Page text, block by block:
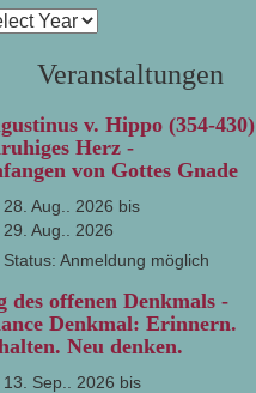
Veranstaltungen
v. Hippo (354-430)
Herz -
von Gottes Gnade
28. Aug.. 2026 bis
29. Aug.. 2026
Status: Anmeldung möglich
des offenen Denkmals -
Denkmal: Erinnern.
Neu denken.
13. Sep.. 2026 bis